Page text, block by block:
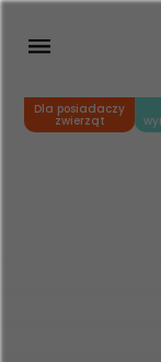
Dla posiadaczy
zwierząt